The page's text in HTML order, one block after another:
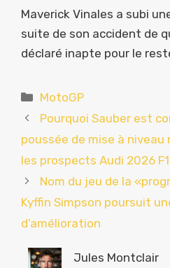
Maverick Vinales a subi
suite de son accident de
déclaré inapte pour le
Catégories
MotoGP
Pourquoi Sauber est
poussée de mise à
les prospects Audi 2026 F1
Nom du jeu de la
Kyffin Simpson poursuit
d’amélioration
Jules Montclair